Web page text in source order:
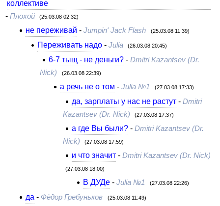
коллективе
- Плохой (25.03.08 02:32)
не переживай -Jumpin' Jack Flash (25.03.08 11:39)
Переживать надо- Julia (26.03.08 20:45)
6-7 тыщ - не деньги?- Dmitri Kazantsev (Dr.
Nick)
(26.03.08 22:39)
а речь не о том -Julia №1 (27.03.08 17:33)
да, зарплаты у нас не растут- Dmitri
Kazantsev (Dr. Nick)
(27.03.08 17:37)
а где Вы были?- Dmitri Kazantsev (Dr.
Nick)
(27.03.08 17:59)
и что значит- Dmitri Kazantsev (Dr. Nick)
(27.03.08 18:00)
В ДУДе -Julia №1 (27.03.08 22:26)
да - Фёдор Гребуньков (25.03.08 11:49)